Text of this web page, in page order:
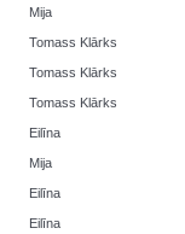
Mija
Tomass Klārks
Tomass Klārks
Tomass Klārks
Eilīna
Mija
Eilīna
Eilīna